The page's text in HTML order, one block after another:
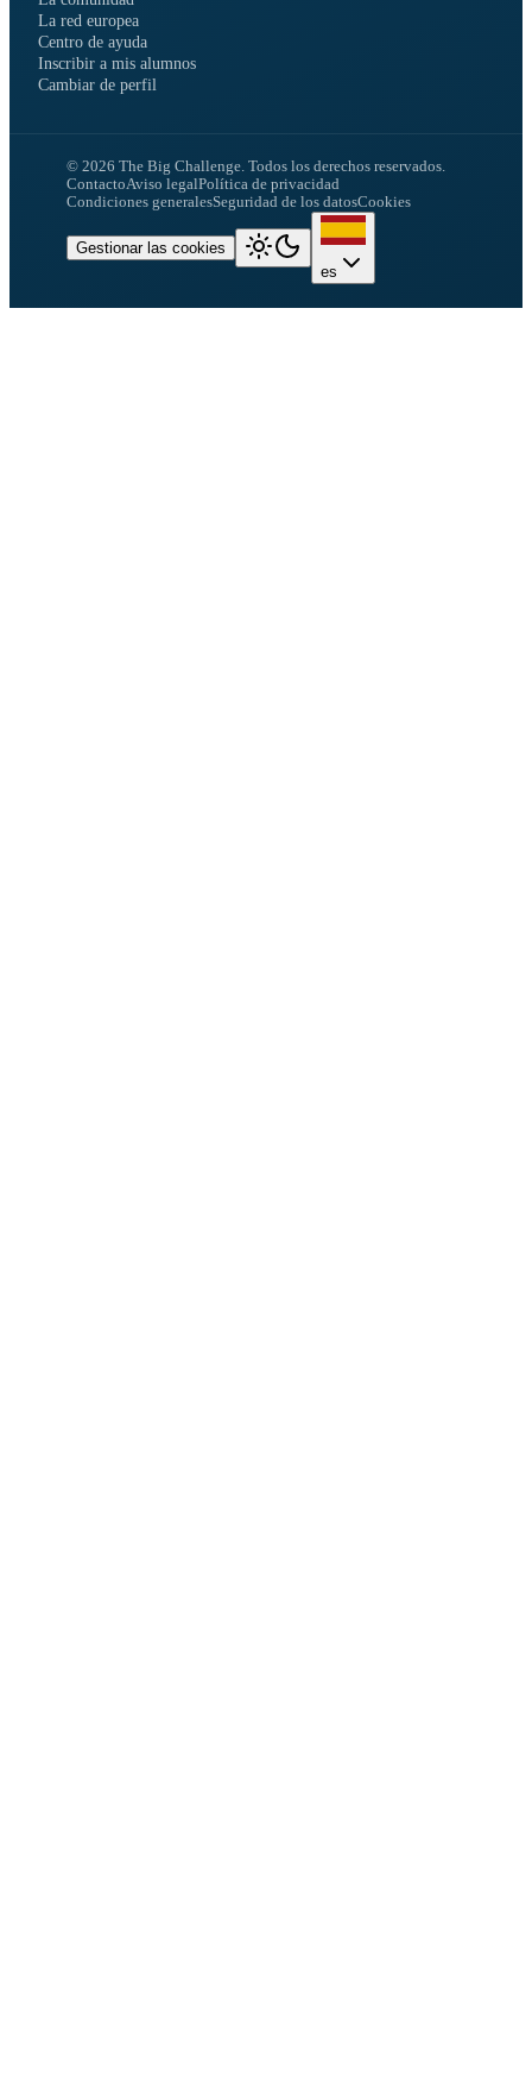
La red europea
Centro de ayuda
Inscribir a mis alumnos
Cambiar de perfil
© 2026 The Big Challenge. Todos los derechos reservados.
ContactoAviso legalPolítica de privacidad
Condiciones generalesSeguridad de los datosCookies
Gestionar las cookies
es